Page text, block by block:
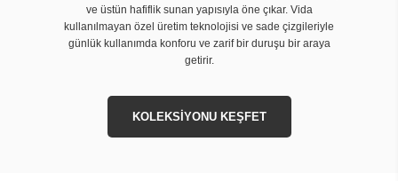
ve üstün hafiflik sunan yapısıyla öne çıkar. Vida
kullanılmayan özel üretim teknolojisi ve sade çizgileriyle
günlük kullanımda konforu ve zarif bir duruşu bir araya
getirir.
KOLEKSİYONU KEŞFET